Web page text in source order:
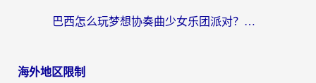
巴西怎么玩梦想协奏曲少女乐团派对？海外党必看的国服游戏加速全攻略（附波兰天涯明月刀实用技巧）
海外地区限制